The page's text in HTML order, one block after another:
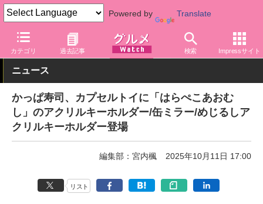
Powered by Translate
カテゴリ 過去記事 検索 Impressサイト
グルメ Watch 店舗 かっぱ寿司
ニュース
かっぱ寿司、カプセルトイに「はらぺこあおむ
し」のアクリルキーホルダー/缶ミラー/めじるしア
クリルキーホルダー登場
編集部：宮内楓 2025年10月11日 17:00
リスト